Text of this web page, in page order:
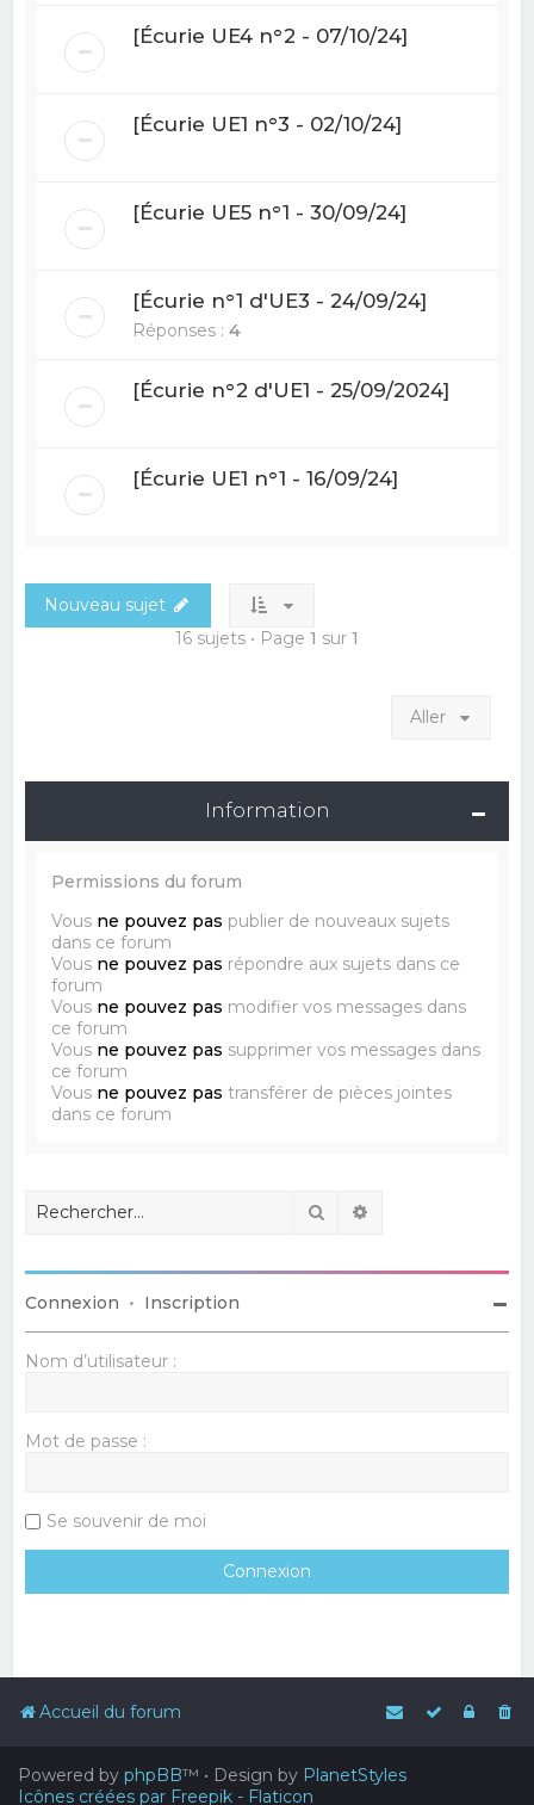
[Écurie UE4 n°2 - 07/10/24]
[Écurie UE1 n°3 - 02/10/24]
[Écurie UE5 n°1 - 30/09/24]
[Écurie n°1 d'UE3 - 24/09/24]
Réponses :4
[Écurie n°2 d'UE1 - 25/09/2024]
[Écurie UE1 n°1 - 16/09/24]
Nouveau sujet
16 sujets • Page 1 sur 1
Aller
Information
Permissions du forum
Vous ne pouvez pas publier de nouveaux sujets
dans ce forum
Vous ne pouvez pas répondre aux sujets dans ce
forum
Vous ne pouvez pas modifier vos messages dans
ce forum
Vous ne pouvez pas supprimer vos messages dans
ce forum
Vous ne pouvez pas transférer de pièces jointes
dans ce forum
Rechercher
Connexion • Inscription
Nom d’utilisateur :
Mot de passe :
Se souvenir de moi
Accueil du forum
Powered by phpBB™ • Design by PlanetStyles
Icônes créées par Freepik - Flaticon